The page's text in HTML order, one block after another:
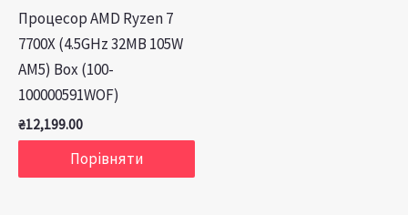
Процесор AMD Ryzen 7
7700X (4.5GHz 32MB 105W
AM5) Box (100-
100000591WOF)
₴12,199.00
Порівняти